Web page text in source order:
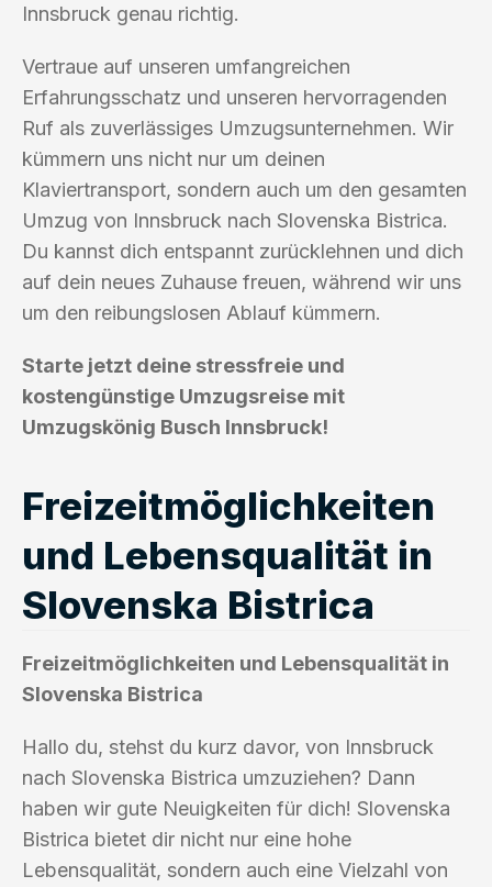
Innsbruck genau richtig.
Vertraue auf unseren umfangreichen
Erfahrungsschatz und unseren hervorragenden
Ruf als zuverlässiges Umzugsunternehmen. Wir
kümmern uns nicht nur um deinen
Klaviertransport, sondern auch um den gesamten
Umzug von Innsbruck nach Slovenska Bistrica.
Du kannst dich entspannt zurücklehnen und dich
auf dein neues Zuhause freuen, während wir uns
um den reibungslosen Ablauf kümmern.
Starte jetzt deine stressfreie und
kostengünstige Umzugsreise mit
Umzugskönig Busch Innsbruck!
Freizeitmöglichkeiten
und Lebensqualität in
Slovenska Bistrica
Freizeitmöglichkeiten und Lebensqualität in
Slovenska Bistrica
Hallo du, stehst du kurz davor, von Innsbruck
nach Slovenska Bistrica umzuziehen? Dann
haben wir gute Neuigkeiten für dich! Slovenska
Bistrica bietet dir nicht nur eine hohe
Lebensqualität, sondern auch eine Vielzahl von